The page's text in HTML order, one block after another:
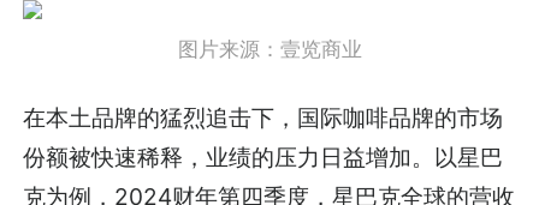
图片来源：壹览商业
在本土品牌的猛烈追击下，国际咖啡品牌的市场
份额被快速稀释，业绩的压力日益增加。以星巴
克为例，2024财年第四季度，星巴克全球的营收